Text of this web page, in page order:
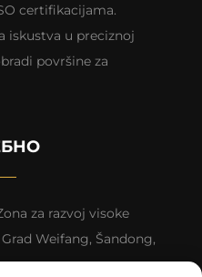
certifikacijama.
iskustva u preciznoj
površine za
za razvoj visoke
Weifang, Šandong,